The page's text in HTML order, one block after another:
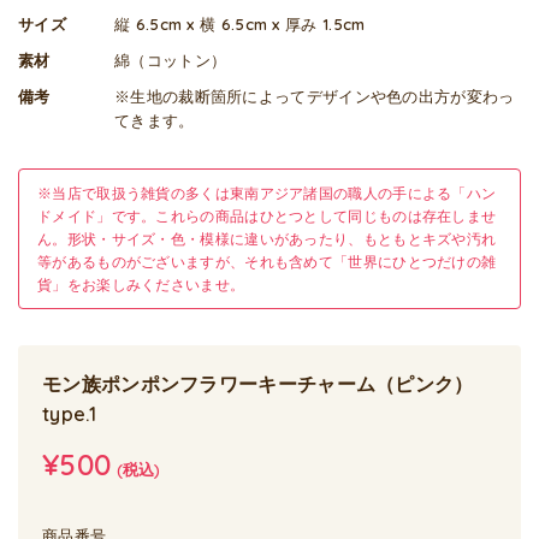
サイズ
縦 6.5cm x 横 6.5cm x 厚み 1.5cm
素材
綿（コットン）
備考
※生地の裁断箇所によってデザインや色の出方が変わっ
てきます。
※当店で取扱う雑貨の多くは東南アジア諸国の職人の手による「ハン
ドメイド」です。これらの商品はひとつとして同じものは存在しませ
ん。形状・サイズ・色・模様に違いがあったり、もともとキズや汚れ
等があるものがございますが、それも含めて「世界にひとつだけの雑
貨」をお楽しみくださいませ。
モン族ポンポンフラワーキーチャーム（ピンク）
type.1
¥500 (税込)